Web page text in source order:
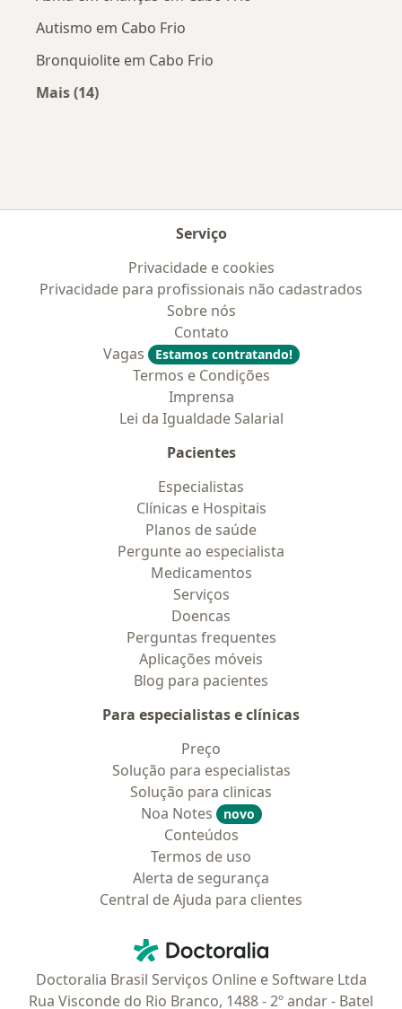
Autismo em Cabo Frio
Bronquiolite em Cabo Frio
Mais (14)
Serviço
Privacidade e cookies
Privacidade para profissionais não cadastrados
Sobre nós
Contato
Vagas
Estamos contratando!
Termos e Condições
Imprensa
Lei da Igualdade Salarial
Pacientes
Especialistas
Clínicas e Hospitais
Planos de saúde
Pergunte ao especialista
Medicamentos
Serviços
Doencas
Perguntas frequentes
Aplicações móveis
Blog para pacientes
Para especialistas e clínicas
Preço
Solução para especialistas
Solução para clinicas
Noa Notes
novo
Conteúdos
Termos de uso
Alerta de segurança
Central de Ajuda para clientes
Doctoralia - Homepage
Doctoralia Brasil Serviços Online e Software Ltda
Rua Visconde do Rio Branco, 1488 - 2º andar - Batel